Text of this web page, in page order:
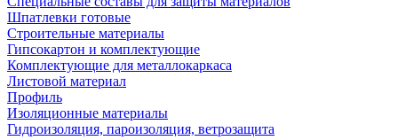
Шпатлевки готовые
Строительные материалы
Гипсокартон и комплектующие
Комплектующие для металлокаркаса
Листовой материал
Профиль
Изоляционные материалы
Гидроизоляция, пароизоляция, ветрозащита